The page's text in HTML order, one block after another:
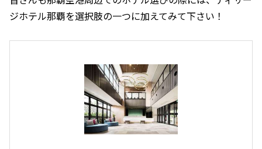
ジホテル那覇を選択肢の一つに加えてみて下さい！